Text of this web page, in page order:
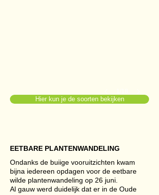
Hier kun je de soorten bekijken
EETBARE PLANTENWANDELING
Ondanks de buiige vooruitzichten kwam
bijna iedereen opdagen voor de eetbare
wilde plantenwandeling op 26 juni.
Al gauw werd duidelijk dat er in de Oude